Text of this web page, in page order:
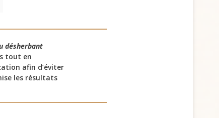
désherbant
tout en
afin d’éviter
les résultats